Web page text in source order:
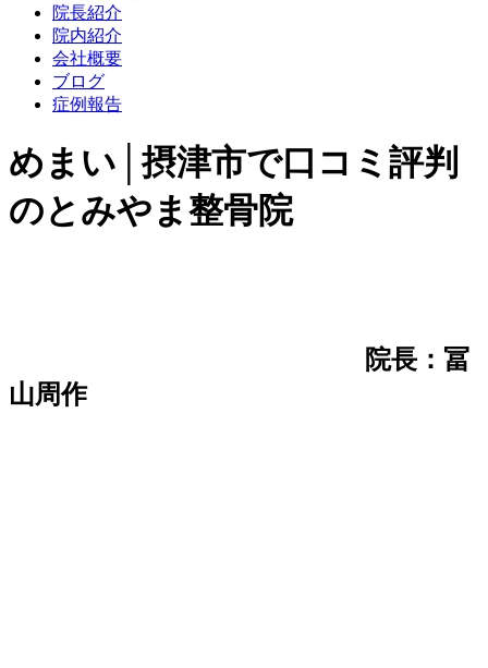
院長紹介
院内紹介
会社概要
ブログ
症例報告
めまい│摂津市で口コミ評判
のとみやま整骨院
院長：冨
山周作